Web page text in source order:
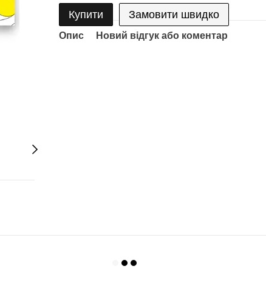
Купити Замовити швидко
Опис Новий відгук або коментар